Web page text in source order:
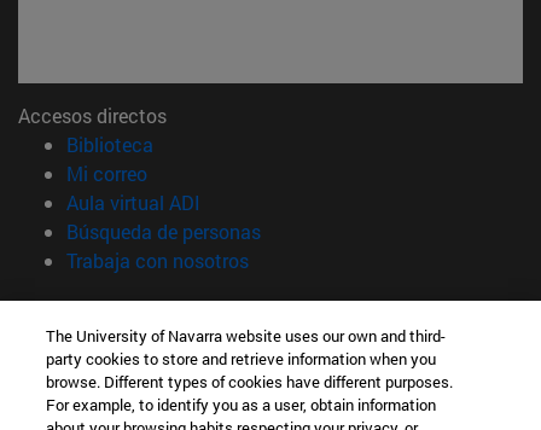
Accesos directos
Biblioteca
Mi correo(abre en nueva ventana)
Aula virtual ADI
Búsqueda de personas(abre en nueva ventana)
Trabaja con nosotros(abre en nueva ventana)
Información
TFNO +34 948 42 56 00
¿QUÉ GRADO TE INTERESA?
¿QUÉ MÁSTER TE INTERESA?
© Universidad de Navarra
The University of Navarra website uses our own and third-
party cookies to store and retrieve information when you
browse. Different types of cookies have different purposes.
For example, to identify you as a user, obtain information